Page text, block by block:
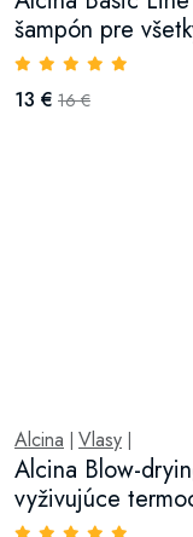
šampón pre
13 € 16 €
Alcina Vlasy
Alcina Blow-
vyživujúce